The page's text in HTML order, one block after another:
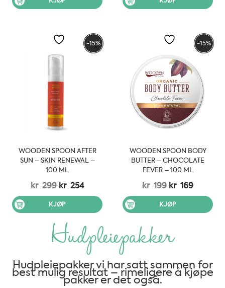
kr 455. kr 410. kr 299. kr 254.
-15%
WOODEN SPOON AFTER
SUN – SKIN RENEWAL –
100 ML
kr299 Opprinnelig
pris
var:
kr 299.
kr 254Nåværende
pris
kr 254.
KJØP
-15%
WOODEN SPOON BODY
BUTTER – CHOCOLATE
FEVER – 100 ML
kr199 Opprinnelig
pris
var:
kr 199.
kr 169
pris
kr 169.
KJØP
Hudpleiepakker
Hudpleiepakker vi har satt sammen for
best mulig resultat – rimeligere å kjøpe
pakker er det også.